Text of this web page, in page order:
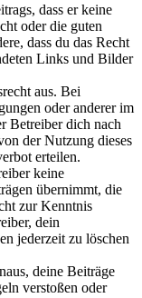
dass er keine
oder die guten
dass du das Recht
Links und Bilder
aus. Bei
oder anderer im
Betreiber dich nach
der Nutzung dieses
erteilen.
keine
übernimmt, die
zur Kenntnis
dein
jederzeit zu löschen
deine Beiträge
verstoßen oder